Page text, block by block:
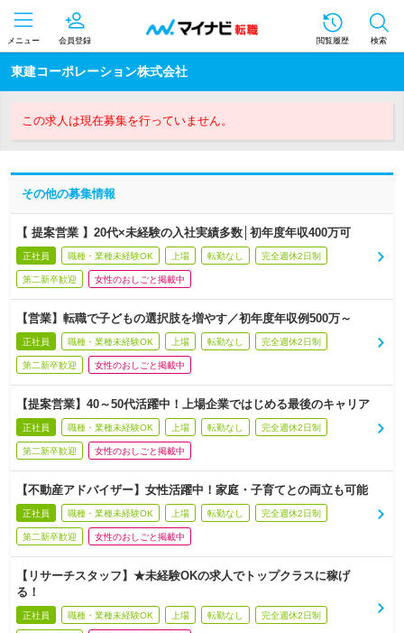
メニュー 会員登録 閲覧履歴 検索
東建コーポレーション株式会社
この求人は現在募集を行っていません。
その他の募集情報
【 提案営業 】20代×未経験の入社実績多数│初年度年収400万可
正社員 職種・業種未経験OK 上場 転勤なし 完全週休2日制
第二新卒歓迎 女性のおしごと掲載中
【営業】転職で子どもの選択肢を増やす／初年度年収例500万～
正社員 職種・業種未経験OK 上場 転勤なし 完全週休2日制
第二新卒歓迎 女性のおしごと掲載中
【提案営業】40～50代活躍中！上場企業ではじめる最後のキャリア
正社員 職種・業種未経験OK 上場 転勤なし 完全週休2日制
第二新卒歓迎 女性のおしごと掲載中
【不動産アドバイザー】女性活躍中！家庭・子育てとの両立も可能
正社員 職種・業種未経験OK 上場 転勤なし 完全週休2日制
第二新卒歓迎 女性のおしごと掲載中
【リサーチスタッフ】★未経験OKの求人でトップクラスに稼げ
る！
正社員 職種・業種未経験OK 上場 転勤なし 完全週休2日制